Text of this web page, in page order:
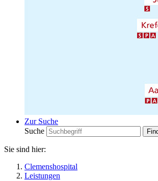
Zur Suche
Suche
Sie sind hier:
Clemenshospital
Leistungen